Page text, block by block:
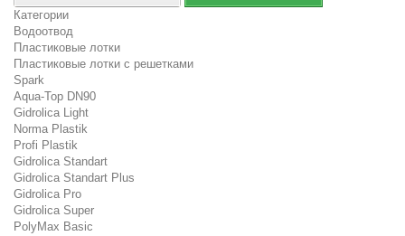
Категории
Водоотвод
Пластиковые лотки
Пластиковые лотки с решетками
Spark
Aqua-Top DN90
Gidrolica Light
Norma Plastik
Profi Plastik
Gidrolica Standart
Gidrolica Standart Plus
Gidrolica Pro
Gidrolica Super
PolyMax Basic